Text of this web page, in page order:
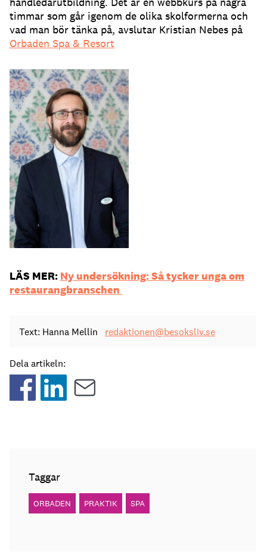
timmar som går igenom de olika skolformerna och
vad man bör tänka på, avslutar Kristian Nebes på
Orbaden Spa & Resort
LÄS MER: Ny undersökning: Så tycker unga om
restaurangbranschen
Text: Hanna Mellin redaktionen@besoksliv.se
Dela artikeln:
Taggar
ORBADEN PRAKTIK SPA